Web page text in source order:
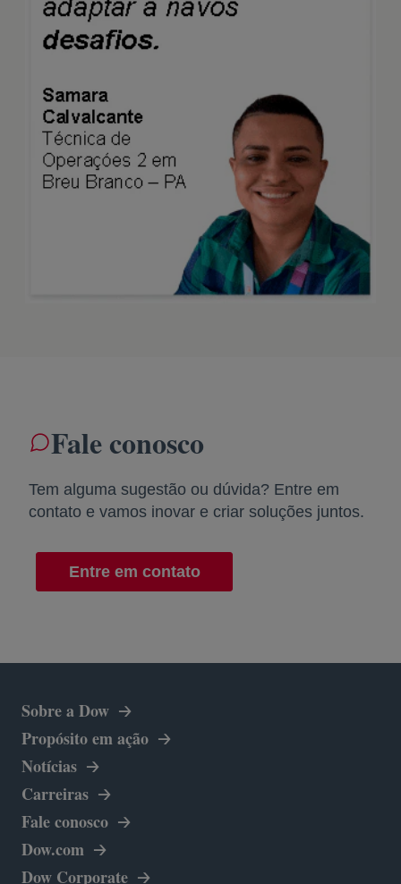
Fale conosco
Tem alguma sugestão ou dúvida? Entre em
contato e vamos inovar e criar soluções juntos.
Entre em contato
Sobre a Dow
Propósito em ação
Notícias
Carreiras
Fale conosco
Dow.com abre em uma nova guia
Dow Corporate abre em uma nova guia